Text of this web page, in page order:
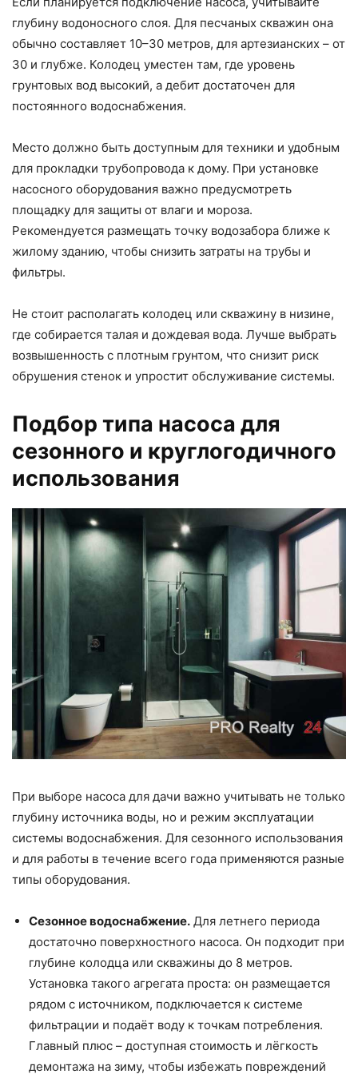
глубину водоносного слоя. Для песчаных скважин она
обычно составляет 10–30 метров, для артезианских – от
30 и глубже. Колодец уместен там, где уровень
грунтовых вод высокий, а дебит достаточен для
постоянного водоснабжения.
Место должно быть доступным для техники и удобным
для прокладки трубопровода к дому. При установке
насосного оборудования важно предусмотреть
площадку для защиты от влаги и мороза.
Рекомендуется размещать точку водозабора ближе к
жилому зданию, чтобы снизить затраты на трубы и
фильтры.
Не стоит располагать колодец или скважину в низине,
где собирается талая и дождевая вода. Лучше выбрать
возвышенность с плотным грунтом, что снизит риск
обрушения стенок и упростит обслуживание системы.
Подбор типа насоса для
сезонного и круглогодичного
использования
При выборе насоса для дачи важно учитывать не только
глубину источника воды, но и режим эксплуатации
системы водоснабжения. Для сезонного использования
и для работы в течение всего года применяются разные
типы оборудования.
Сезонное водоснабжение. Для летнего периода
достаточно поверхностного насоса. Он подходит при
глубине колодца или скважины до 8 метров.
Установка такого агрегата проста: он размещается
рядом с источником, подключается к системе
фильтрации и подаёт воду к точкам потребления.
Главный плюс – доступная стоимость и лёгкость
демонтажа на зиму, чтобы избежать повреждений